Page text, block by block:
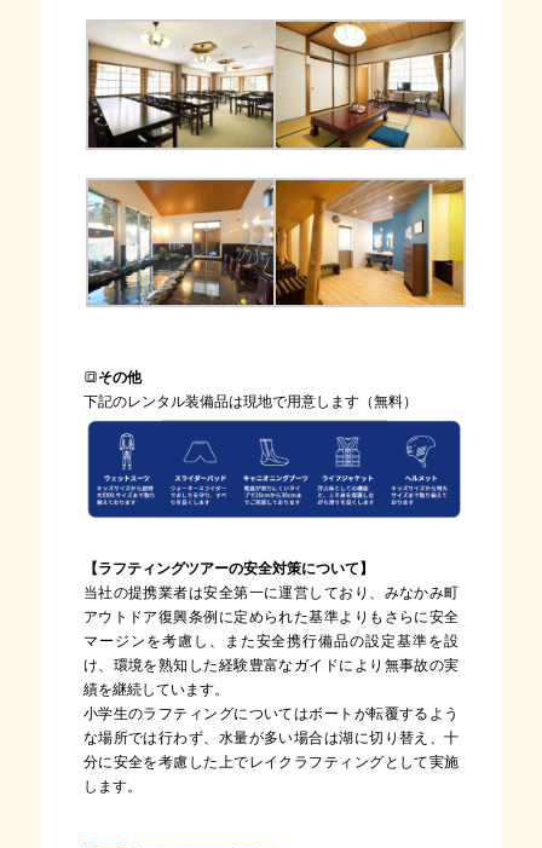
🔳その他
下記のレンタル装備品は現地で用意します（無料）
【ラフティングツアーの安全対策について】
当社の提携業者は安全第一に運営しており、みなかみ町
アウトドア復興条例に定められた基準よりもさらに安全
マージンを考慮し、また安全携行備品の設定基準を設
け、環境を熟知した経験豊富なガイドにより無事故の実
績を継続しています。
小学生のラフティングについてはボートが転覆するよう
な場所では行わず、水量が多い場合は湖に切り替え、十
分に安全を考慮した上でレイクラフティングとして実施
します。